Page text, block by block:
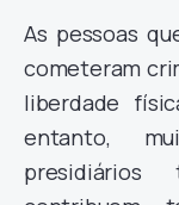
As pessoas
cometeram
liberdade
entanto,
presidiários